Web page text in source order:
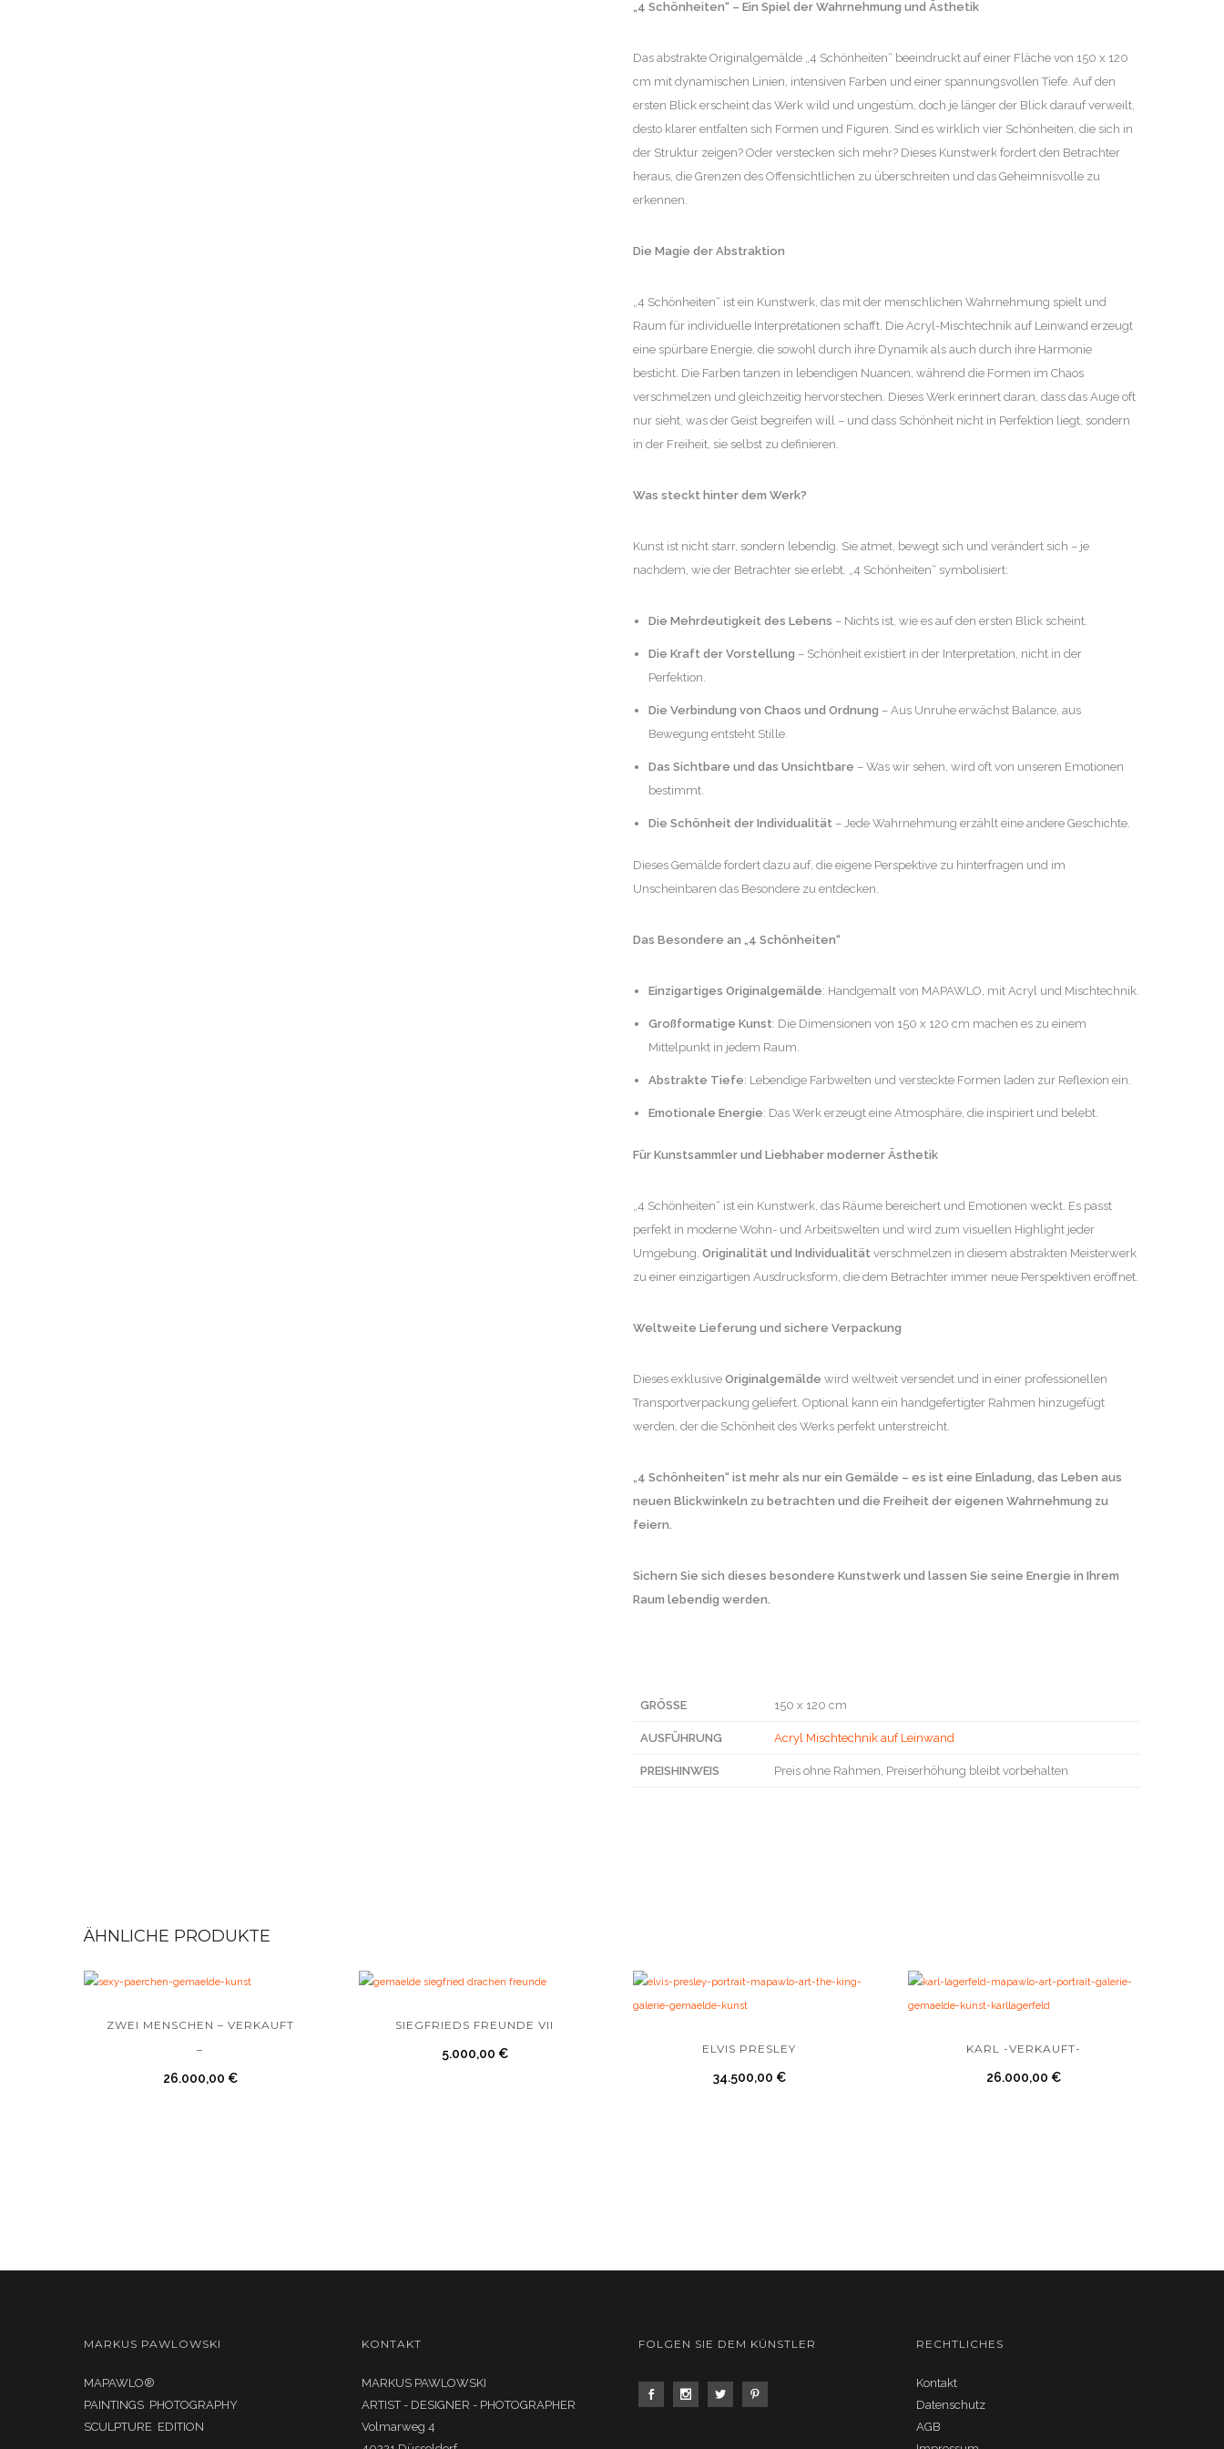
„4 Schönheiten“ – Ein Spiel der Wahrnehmung und Ästhetik
Das abstrakte Originalgemälde „4 Schönheiten“ beeindruckt auf einer Fläche von 150 x 120
cm mit dynamischen Linien, intensiven Farben und einer spannungsvollen Tiefe. Auf den
ersten Blick erscheint das Werk wild und ungestüm, doch je länger der Blick darauf verweilt,
desto klarer entfalten sich Formen und Figuren. Sind es wirklich vier Schönheiten, die sich in
der Struktur zeigen? Oder verstecken sich mehr? Dieses Kunstwerk fordert den Betrachter
heraus, die Grenzen des Offensichtlichen zu überschreiten und das Geheimnisvolle zu
erkennen.
Die Magie der Abstraktion
„4 Schönheiten“ ist ein Kunstwerk, das mit der menschlichen Wahrnehmung spielt und
Raum für individuelle Interpretationen schafft. Die Acryl-Mischtechnik auf Leinwand erzeugt
eine spürbare Energie, die sowohl durch ihre Dynamik als auch durch ihre Harmonie
besticht. Die Farben tanzen in lebendigen Nuancen, während die Formen im Chaos
verschmelzen und gleichzeitig hervorstechen. Dieses Werk erinnert daran, dass das Auge oft
nur sieht, was der Geist begreifen will – und dass Schönheit nicht in Perfektion liegt, sondern
in der Freiheit, sie selbst zu definieren.
Was steckt hinter dem Werk?
Kunst ist nicht starr, sondern lebendig. Sie atmet, bewegt sich und verändert sich – je
nachdem, wie der Betrachter sie erlebt. „4 Schönheiten“ symbolisiert:
Die Mehrdeutigkeit des Lebens – Nichts ist, wie es auf den ersten Blick scheint.
Die Kraft der Vorstellung – Schönheit existiert in der Interpretation, nicht in der
Perfektion.
Die Verbindung von Chaos und Ordnung – Aus Unruhe erwächst Balance, aus
Bewegung entsteht Stille.
Das Sichtbare und das Unsichtbare – Was wir sehen, wird oft von unseren Emotionen
bestimmt.
Die Schönheit der Individualität – Jede Wahrnehmung erzählt eine andere Geschichte.
Dieses Gemälde fordert dazu auf, die eigene Perspektive zu hinterfragen und im
Unscheinbaren das Besondere zu entdecken.
Das Besondere an „4 Schönheiten“
Einzigartiges Originalgemälde: Handgemalt von MAPAWLO, mit Acryl und Mischtechnik.
Großformatige Kunst: Die Dimensionen von 150 x 120 cm machen es zu einem
Mittelpunkt in jedem Raum.
Abstrakte Tiefe: Lebendige Farbwelten und versteckte Formen laden zur Reflexion ein.
Emotionale Energie: Das Werk erzeugt eine Atmosphäre, die inspiriert und belebt.
Für Kunstsammler und Liebhaber moderner Ästhetik
„4 Schönheiten“ ist ein Kunstwerk, das Räume bereichert und Emotionen weckt. Es passt
perfekt in moderne Wohn- und Arbeitswelten und wird zum visuellen Highlight jeder
Umgebung.Originalität und Individualität verschmelzen in diesem abstrakten Meisterwerk
zu einer einzigartigen Ausdrucksform, die dem Betrachter immer neue Perspektiven eröffnet.
Weltweite Lieferung und sichere Verpackung
Dieses exklusiveOriginalgemälde wird weltweit versendet und in einer professionellen
Transportverpackung geliefert. Optional kann ein handgefertigter Rahmen hinzugefügt
werden, der die Schönheit des Werks perfekt unterstreicht.
„4 Schönheiten“ ist mehr als nur ein Gemälde – es ist eine Einladung, das Leben aus
neuen Blickwinkeln zu betrachten und die Freiheit der eigenen Wahrnehmung zu
feiern.
Sichern Sie sich dieses besondere Kunstwerk und lassen Sie seine Energie in Ihrem
Raum lebendig werden.
GRÖSSE 150 x 120 cm
AUSFÜHRUNG Acryl Mischtechnik auf Leinwand
PREISHINWEIS Preis ohne Rahmen, Preiserhöhung bleibt vorbehalten
ÄHNLICHE PRODUKTE
ZWEI MENSCHEN – VERKAUFT
–
26.000,00 €
SIEGFRIEDS FREUNDE VII
5.000,00 € ELVIS PRESLEY
34.500,00 €
KARL -VERKAUFT-
26.000,00 €
MARKUS PAWLOWSKI
MAPAWLO®
PAINTINGS PHOTOGRAPHY
SCULPTURE EDITION
KONTAKT
MARKUS PAWLOWSKI
ARTIST - DESIGNER - PHOTOGRAPHER
Volmarweg 4
FOLGEN SIE DEM KÜNSTLER RECHTLICHES
Kontakt
Datenschutz
AGB